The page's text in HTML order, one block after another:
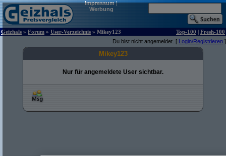
Impressum|
Werbung
Geizhals » Forum » User-Verzeichnis » Mikey123 Top-100 | Fresh-100
Du bist nicht angemeldet. [ Login/Registrieren ]
Mikey123
Nur für angemeldete User sichtbar.